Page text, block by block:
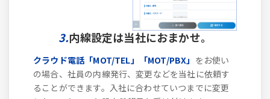
3.内線設定は当社におまかせ。
クラウド電話「MOT/TEL」「MOT/PBX」 をお使い
の場合、社員の内線発行、変更などを当社に依頼す
ることができます。入社に合わせていつまでに変更